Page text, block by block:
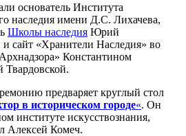
основатель Института
наследия имени Д.С. Лихачева,
Школы наследия Юрий
сайт «Хранители Наследия» во
Архнадзора» Константином
предваряет круглый стол
в историческом городе«. Он
институте искусствознания,
Алексей Комеч.